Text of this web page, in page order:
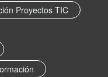
Proyectos TIC